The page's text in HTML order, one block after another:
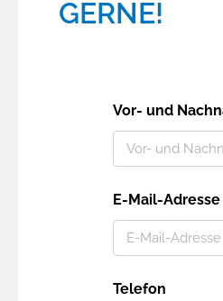
Warenkorb
GERNE!
Vor- und
E-Mail-Adresse
Telefon